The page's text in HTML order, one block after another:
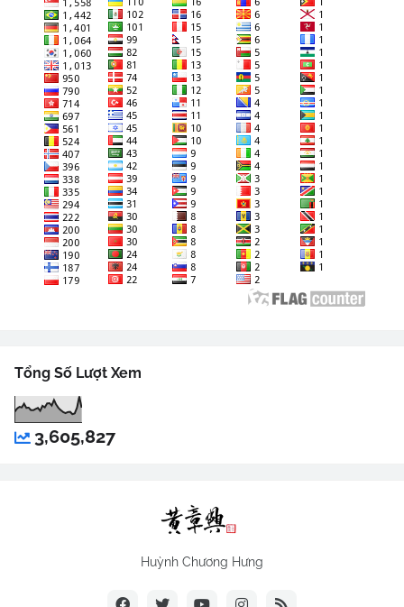
Tổng Số Lượt Xem
3,605,827
Huỳnh Chương Hưng